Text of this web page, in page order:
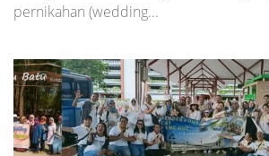
pernikahan (wedding...